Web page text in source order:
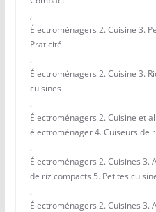
,
Électroménagers 2. Cuisine 3.
Praticité
,
Électroménagers 2. Cuisine 3.
cuisines
,
Électroménagers 2. Cuisine et
électroménager 4. Cuiseurs de
,
Électroménagers 2. Cuisines 3.
de riz compacts 5. Petites
,
Électroménagers 2. Cuisines 3.